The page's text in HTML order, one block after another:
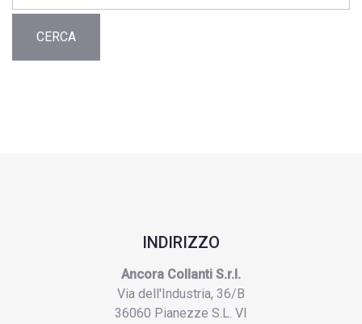
INDIRIZZO
Ancora Collanti S.r.l.
Via dell'Industria, 36/B
36060 Pianezze S.L. VI